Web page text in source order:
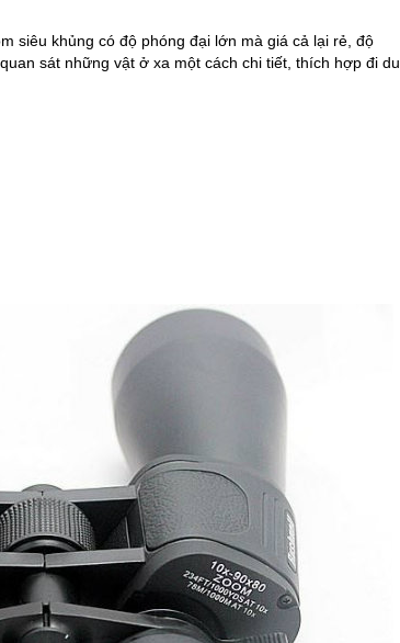
siêu khủng có độ phóng đại lớn mà giá cả lại rẻ, độ
sát những vật ở xa một cách chi tiết, thích hợp đi du